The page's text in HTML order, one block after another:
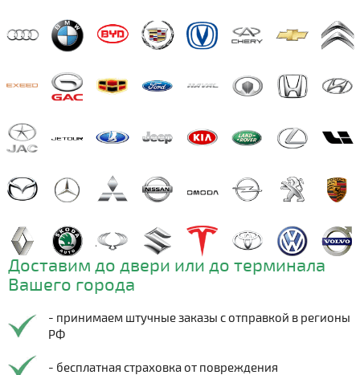
Доставим до двери или до терминала
Вашего города
- принимаем штучные заказы с отправкой в регионы
РФ
- бесплатная страховка от повреждения